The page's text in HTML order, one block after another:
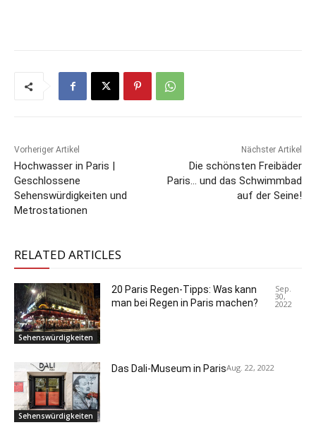
Vorheriger Artikel
Hochwasser in Paris |
Geschlossene
Sehenswürdigkeiten und
Metrostationen
Nächster Artikel
Die schönsten Freibäder
Paris… und das Schwimmbad
auf der Seine!
RELATED ARTICLES
Sehenswürdigkeiten
20 Paris Regen-Tipps: Was kann
man bei Regen in Paris machen?
Sep.
30,
2022
Sehenswürdigkeiten
Das Dali-Museum in ParisAug. 22, 2022